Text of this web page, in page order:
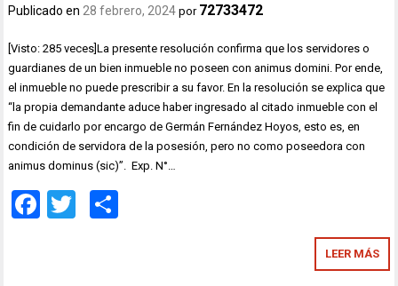
Publicado en 28 febrero, 2024 por 72733472
[Visto: 285 veces]La presente resolución confirma que los servidores o
guardianes de un bien inmueble no poseen con animus domini. Por ende,
el inmueble no puede prescribir a su favor. En la resolución se explica que
“la propia demandante aduce haber ingresado al citado inmueble con el
fin de cuidarlo por encargo de Germán Fernández Hoyos, esto es, en
condición de servidora de la posesión, pero no como poseedora con
animus dominus (sic)”. Exp. N°…
Facebook
Twitter
LEER MÁS